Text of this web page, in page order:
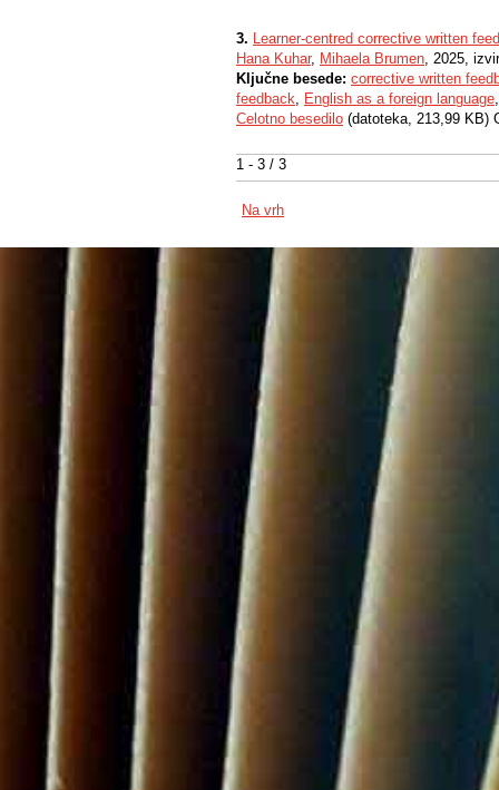
1 - 3 / 3
3. Learner-centred corrective written
Hana Kuhar, Mihaela Brumen, 2025,
Ključne besede: corrective written
feedback, English as a foreign language
Celotno besedilo (datoteka, 213,99 KB)
Na vrh